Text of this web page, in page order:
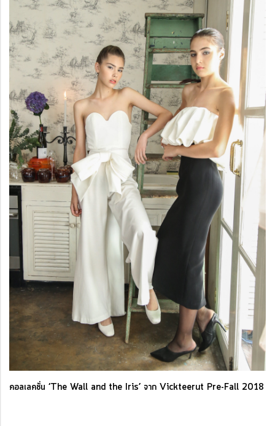
คอลเลคชั่น ‘The Wall and the Iris’ จาก Vickteerut Pre-Fall 2018